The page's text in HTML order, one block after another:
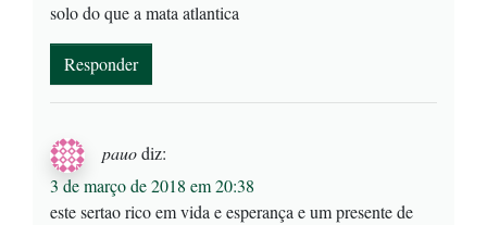
solo do que a mata atlantica
Responder
pauodiz:
3 de março de 2018 em 20:38
este sertao rico em vida e esperança e um presente de